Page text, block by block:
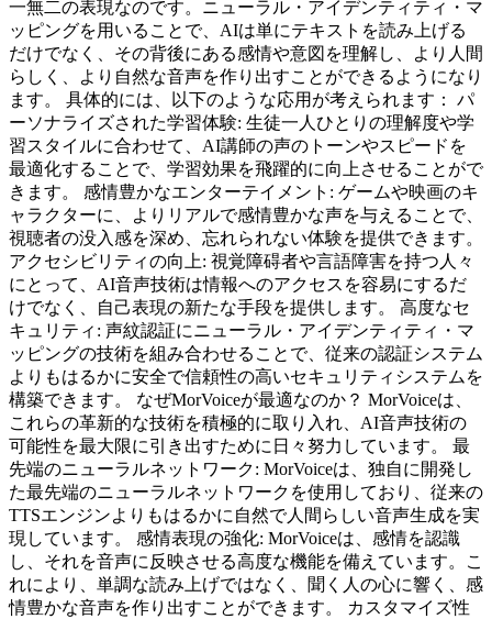
一無二の表現なのです。ニューラル・アイデンティティ・マ
ッピングを用いることで、AIは単にテキストを読み上げる
だけでなく、その背後にある感情や意図を理解し、より人間
らしく、より自然な音声を作り出すことができるようになり
ます。 具体的には、以下のような応用が考えられます： パ
ーソナライズされた学習体験: 生徒一人ひとりの理解度や学
習スタイルに合わせて、AI講師の声のトーンやスピードを
最適化することで、学習効果を飛躍的に向上させることがで
きます。 感情豊かなエンターテイメント: ゲームや映画のキ
ャラクターに、よりリアルで感情豊かな声を与えることで、
視聴者の没入感を深め、忘れられない体験を提供できます。
アクセシビリティの向上: 視覚障碍者や言語障害を持つ人々
にとって、AI音声技術は情報へのアクセスを容易にするだ
けでなく、自己表現の新たな手段を提供します。 高度なセ
キュリティ: 声紋認証にニューラル・アイデンティティ・マ
ッピングの技術を組み合わせることで、従来の認証システム
よりもはるかに安全で信頼性の高いセキュリティシステムを
構築できます。 なぜMorVoiceが最適なのか？ MorVoiceは、
これらの革新的な技術を積極的に取り入れ、AI音声技術の
可能性を最大限に引き出すために日々努力しています。 最
先端のニューラルネットワーク: MorVoiceは、独自に開発し
た最先端のニューラルネットワークを使用しており、従来の
TTSエンジンよりもはるかに自然で人間らしい音声生成を実
現しています。 感情表現の強化: MorVoiceは、感情を認識
し、それを音声に反映させる高度な機能を備えています。こ
れにより、単調な読み上げではなく、聞く人の心に響く、感
情豊かな音声を作り出すことができます。 カスタマイズ性